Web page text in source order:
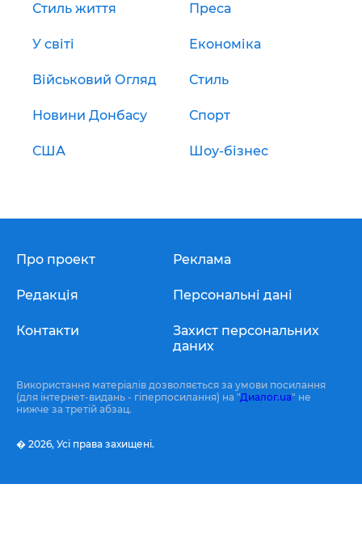
Стиль життя Преса
У світі Економіка
Військовий Огляд Стиль
Новини Донбасу Спорт
США Шоу-бізнес
Про проект
Редакція
Контакти
Реклама
Персональні дані
Захист персональних
даних
Використання матеріалів дозволяється за умови посилання
(для інтернет-видань - гіперпосилання) на "Диалог.ua" не
нижче за третій абзац.
� 2026, Усі права захищені.